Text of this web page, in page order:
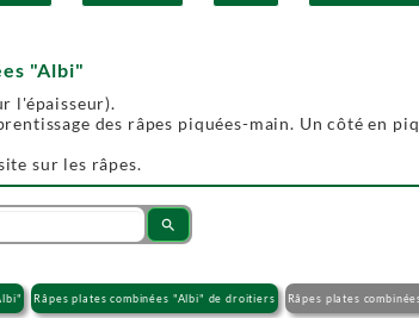
"Albi"
l'épaisseur).
des râpes piquées-main. Un côté en
sur les râpes.
search
Râpes plates combinées "Albi" de droitiers Râpes plates